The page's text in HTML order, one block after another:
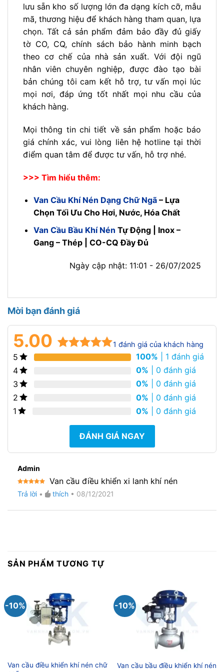
lưu sẵn kho số lượng lớn đa dạng kích cỡ, mẫu
mã, thương hiệu để khách hàng tham quan, lựa
chọn. Tất cả sản phẩm đảm bảo đầy đủ giấy
tờ CO, CQ, chính sách bảo hành minh bạch
theo cơ chế của nhà sản xuất. Với đội ngũ
nhân viên chuyên nghiệp, được đào tạo bài
bản chúng tôi cam kết hỗ trợ, tư vấn mọi lúc
mọi nơi, đáp ứng tốt nhất mọi nhu cầu của
khách hàng.
Mọi thông tin chi tiết về sản phẩm hoặc báo
giá chính xác, vui lòng liên hệ hotline tại thời
điểm quan tâm để được tư vấn, hỗ trợ nhé.
>>> Tìm hiểu thêm:
Van Cầu Khí Nén Dạng Chữ Ngã– Lựa
Chọn Tối Ưu Cho Hơi, Nước, Hóa Chất
Van Cầu Bầu Khí Nén Tự Động | Inox –
Gang – Thép | CO-CQ Đầy Đủ
Ngày cập nhật: 11:01 - 26/07/2025
Mời bạn đánh giá
5.00 1 đánh giá của khách hàng
5 100% | 1 đánh giá
4
0% | 0 đánh giá
3
0% | 0 đánh giá
2
0% | 0 đánh giá
1
0% | 0 đánh giá
ĐÁNH GIÁ NGAY
Admin
Được xếp
hạng55
Van cầu điều khiển xi lanh khí nén
Trả lời • thích • 08/12/2021
SẢN PHẨM TƯƠNG TỰ
-10%
Van cầu điều khiển khí nén chữ
-10%
Van cầu bầu điều khiển khí nén